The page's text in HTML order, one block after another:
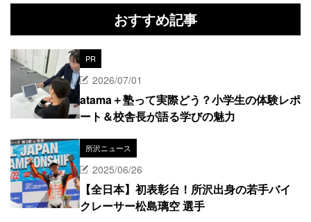
おすすめ記事
PR
2026/07/01
atama＋塾って実際どう？小学生の体験レポ
ート＆校舎長が語る学びの魅力
所沢ニュース
2025/06/26
【全日本】初表彰台！所沢出身の若手バイ
クレーサー松島璃空 選手